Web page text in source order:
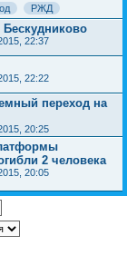
РЖД
22:37
22:22
переход на
20:25
2 человека
20:05